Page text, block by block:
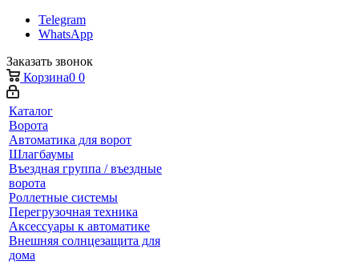
Telegram
WhatsApp
Заказать звонок
Корзина0 0
Каталог
Ворота
Автоматика для ворот
Шлагбаумы
Въездная группа / въездные
ворота
Роллетные системы
Перегрузочная техника
Аксессуары к автоматике
Внешняя солнцезащита для
дома